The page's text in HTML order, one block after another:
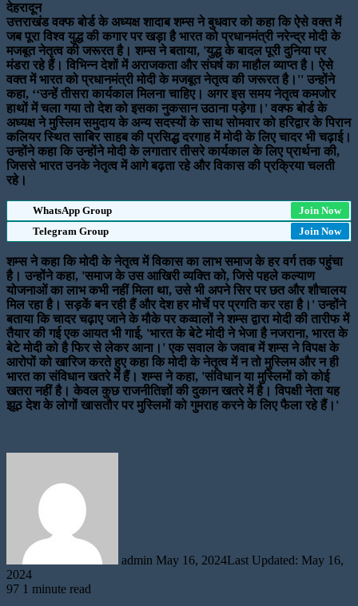
देहरादून
उत्तराखंड वक्फ बोर्ड के अध्यक्ष शादाब शम्स ने बुधवार को कहा कि ऐसे वक्त में
जब पूरा विश्व युद्ध की कगार पर खड़ा है भारत को प्रधानमंत्री नरेन्द्र मोदी के
मजबूत नेतृत्व की जरूरत है। शम्स ने बताया, 'युद्ध के बादल पूरी दुनिया पर
मंडरा रहे हैं। विभिन्न देशों में अराजकता और संघर्ष का माहौल व्याप्त है। ऐसे
वक्त में भारत को प्रधानमंत्री मोदी के मजबूत नेतृत्व की जरूरत है।'' उन्होंने
कहा, ‘‘उन्हें तीसरा कार्यकाल मिलना चाहिए। अगर इस समय नेतृत्व कमजोर
हाथों में चला गया तो देश को इसका नुकसान उठाना पड़ेगा।' वक्फ बोर्ड के
अध्यक्ष ने मुस्लिम समुदाय के अन्य सदस्यों के साथ सोमवार को हरिद्वार के पिरान
कलियर स्थित साबिर साहब की प्रसिद्ध दरगाह में मोदी के लिए चादर भी चढ़ाई।
उन्होंने कहा कि उन्होंने मोदी के लगातार तीसरे कार्यकाल के लिए प्रार्थना की,
जिससे भारत उनके नेतृत्व में आगे बढ़ता रहे और विकास की प्रक्रिया चलती
रहे।
WhatsApp Group
Join Now
Telegram Group
Join Now
शम्स ने कहा कि मोदी के नेतृत्व में विकास का लाभ समाज के हर वर्ग तक पहुंचा
है। उन्होंने कहा, 'समाज के उस आखिरी व्यक्ति को, जिसे पहले कल्याण
योजनाओं का लाभ कभी नहीं मिला था, उसे भी अपने सिर पर छत और शौचालय
मिल रहा है। सड़कें बन रही हैं और देश हर मोर्चे पर प्रगति कर रहा है।' उन्होंने
बताया कि चादर चढ़ाए जाने के मौके पर कव्वालों ने शम्स द्वारा मोदी की तारीफ में
तैयार की गई एक आयत भी गाई, 'भारत के बेटे मोदी ने भेजा है नजराना, भारत के
बेटे मोदी को है फिर से लेकर आना।' एक सवाल के जवाब में शम्स ने विपक्ष के
आरोपों को खारिज करते हुए कहा कि मोदी के नेतृत्व में न तो मुस्लिम और न ही
भारत का संविधान खतरे में हैं। शम्स ने कहा, 'संविधान या मुस्लिमों को कोई
खतरा नहीं है। केवल कुछ राजनीतिज्ञों की दुकान खतरे में है। विपक्षी नेता यह
झूठ देश के लोगों खासतौर पर मुस्लिमों को गुमराह करने के लिए फैला रहे हैं।'
admin May 16, 2024Last Updated: May 16,
2024
97 1 minute read